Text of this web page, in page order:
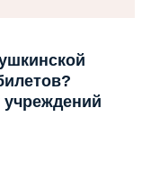
учреждений